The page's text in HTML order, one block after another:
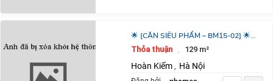
🌟 [CĂN SIÊU PHẨM – BM15-02] 🌟
✨ VỊ TRÍ ĐẮC ĐỊA – ĐỐI DIỆN BBQ
PARK, VÀI BƯỚC RA SPRING PARK
&
Thỏa thuận · 129 m²
Hoàn Kiếm , Hà Nội